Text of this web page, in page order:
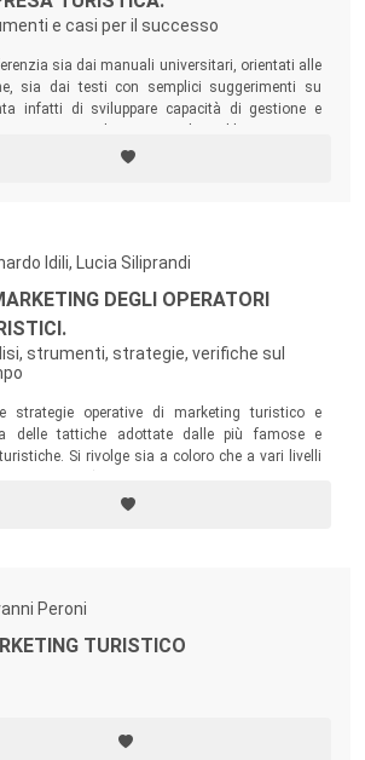
e casi per il successo
sia dai manuali universitari, orientati alle
sia dai testi con semplici suggerimenti su
infatti di sviluppare capacità di gestione e
importanti.
Idili, Lucia Siliprandi
DEGLI OPERATORI
strumenti, strategie, verifiche sul
strategie operative di marketing turistico e
delle tattiche adottate dalle più famose e
Si rivolge sia a coloro che a vari livelli
di promozione pubblica, ecc.), sia a quanti
futuri operatori.
Peroni
TURISTICO